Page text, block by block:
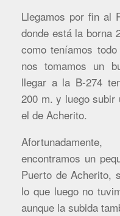
Llegamos por fin al
donde está la borna
como teníamos
nos tomamos un
llegar a la B-274
200 m. y luego
el de Acherito.
encontramos un
Puerto de Acherito,
lo que luego no
aunque la subida